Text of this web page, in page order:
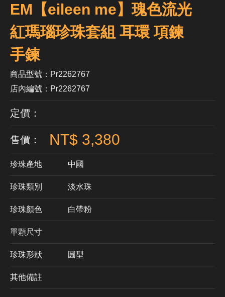
EM【eileen me】瑰色流光
紅瑪瑙珍珠套組 耳環 項鍊
手鍊
商品型號：Pr2262767
店內編號：Pr2262767
定價：
售價： NT$ 3,380
珍珠產地 中國
珍珠類別 淡水珠
珍珠顏色 ​白帶粉
單顆尺寸
珍珠形狀 圓型
其他備註